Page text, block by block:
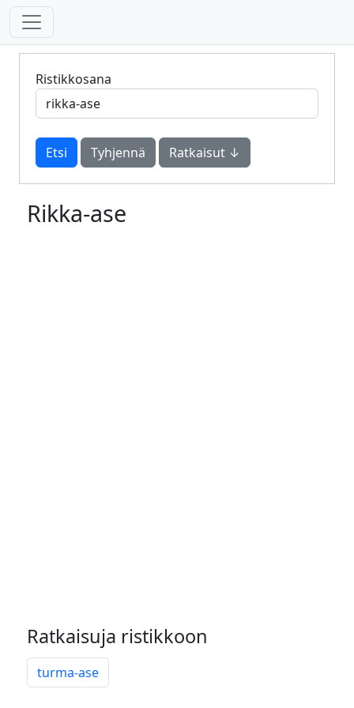
Ristikkosana
Tyhjennä Ratkaisut ↓
Rikka-ase
Ratkaisuja ristikkoon
turma-ase